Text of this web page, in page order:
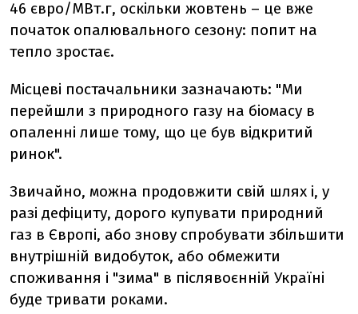
46 євро/МВт.г, оскільки жовтень – це вже
початок опалювального сезону: попит на
тепло зростає.
Місцеві постачальники зазначають: "Ми
перейшли з природного газу на біомасу в
опаленні лише тому, що це був відкритий
ринок".
Звичайно, можна продовжити свій шлях і, у
разі дефіциту, дорого купувати природний
газ в Європі, або знову спробувати збільшити
внутрішній видобуток, або обмежити
споживання і "зима" в післявоєнній Україні
буде тривати роками.